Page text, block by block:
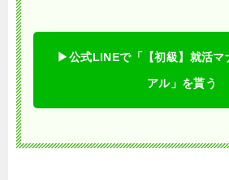
▶︎公式LINEで「【初級】就活マ
アル」を貰う